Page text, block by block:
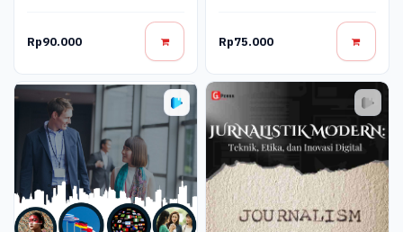
Rp90.000 Rp75.000